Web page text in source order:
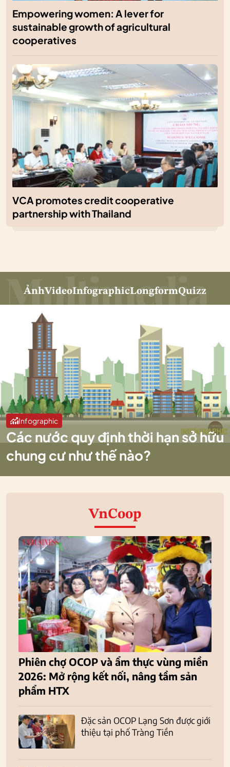
Empowering women: A lever for
sustainable growth of agricultural
cooperatives
VCA promotes credit cooperative
partnership with Thailand
ẢnhVideoInfographicLongformQuizz
Infographic
Các nước quy định thời hạn sở hữu
chung cư như thế nào?
VnCoop
Phiên chợ OCOP và ẩm thực vùng miền
2026: Mở rộng kết nối, nâng tầm sản
phẩm HTX
Đặc sản OCOP Lạng Sơn được giới
thiệu tại phố Tràng Tiền